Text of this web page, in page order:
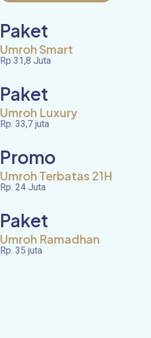
Paket
Umroh Smart
Rp 31,8 Juta
Paket
Umroh Luxury
Rp. 33,7 juta
Promo
Umroh Terbatas 21H
Rp. 24 Juta
Paket
Umroh Ramadhan
Rp. 35 juta